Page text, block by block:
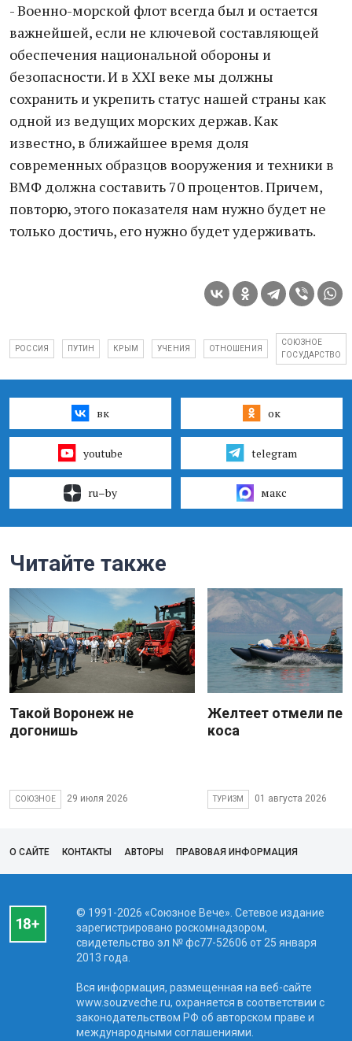
- Военно-морской флот всегда был и остается
важнейшей, если не ключевой составляющей
обеспечения национальной обороны и
безопасности. И в XXI веке мы должны
сохранить и укрепить статус нашей страны как
одной из ведущих морских держав. Как
известно, в ближайшее время доля
современных образцов вооружения и техники в
ВМФ должна составить 70 процентов. Причем,
повторю, этого показателя нам нужно будет не
только достичь, его нужно будет удерживать.
РОССИЯ ПУТИН КРЫМ УЧЕНИЯ ОТНОШЕНИЯ
СОЮЗНОЕ
ГОСУДАРСТВО
вк ок
youtube telegram
ru–by макс
Читайте также
Такой Воронеж не
догонишь
СОЮЗНОЕ 29 июля 2026
Желтеет отмели
коса
ТУРИЗМ 01 августа 2026
О САЙТЕ КОНТАКТЫ АВТОРЫ ПРАВОВАЯ ИНФОРМАЦИЯ
© 1991-2026 «Союзное Вече». Сетевое издание
зарегистрировано роскомнадзором,
свидетельство эл № фc77-52606 от 25 января
2013 года.
Вся информация, размещенная на веб-сайте
www.souzveche.ru, охраняется в соответствии с
законодательством РФ об авторском праве и
международными соглашениями.